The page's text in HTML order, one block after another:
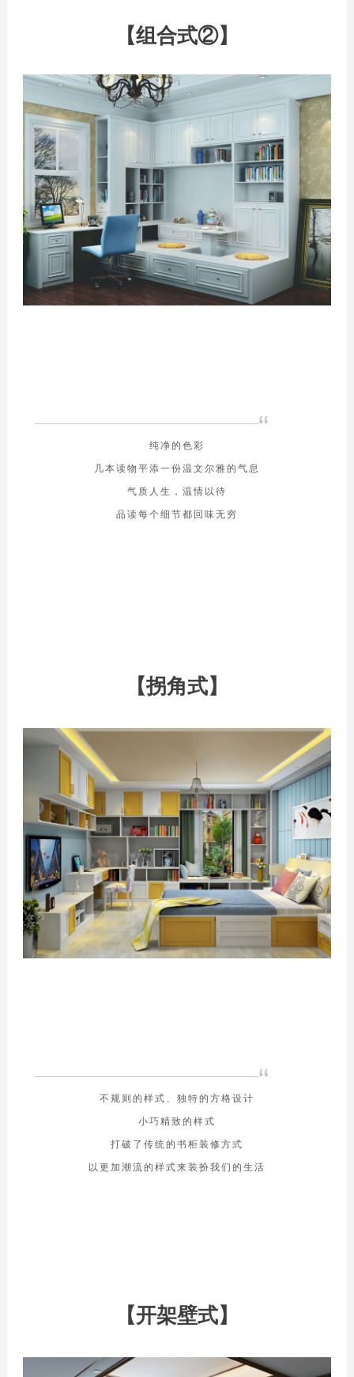
【组合式②】
“
纯净的色彩
几本读物平添一份温文尔雅的气息
气质人生，温情以待
品读每个细节都回味无穷
【拐角式】
“
不规则的样式、独特的方格设计
小巧精致的样式
打破了传统的书柜装修方式
以更加潮流的样式来装扮我们的生活
【开架壁式】